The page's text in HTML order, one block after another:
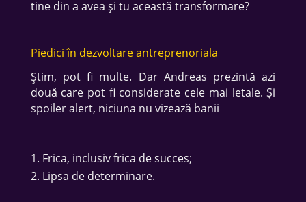
tine din a avea și tu această transformare?
Piedici în dezvoltare antreprenoriala
Știm, pot fi multe. Dar Andreas prezintă azi
două care pot fi considerate cele mai letale. Și
spoiler alert, niciuna nu vizează banii
Frica, inclusiv frica de succes;
Lipsa de determinare.